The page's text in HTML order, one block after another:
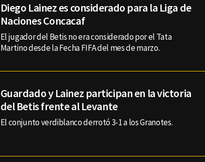
Diego Lainez es considerado para la Liga de
Naciones Concacaf
El jugador del Betis no era considerado por el Tata
Martino desde la Fecha FIFA del mes de marzo.
Guardado y Lainez participan en la victoria
del Betis frente al Levante
El conjunto verdiblanco derrotó 3-1 a los Granotes.